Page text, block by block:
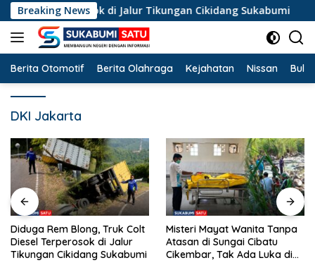
Langsung
ke
konten
Breaking News
Terperosok di Jalur Tikungan Cikidang Sukabumi
Berita Otomotif Berita Olahraga Kejahatan Nissan
DKI Jakarta
Misteri Mayat Wanita Tanpa
Atasan di Sungai Cibatu
Cikembar, Tak Ada Luka di
Kemarau Panjang Landa
Cicurug, 10 Ribu Liter Air
Bersih Disalurkan ke